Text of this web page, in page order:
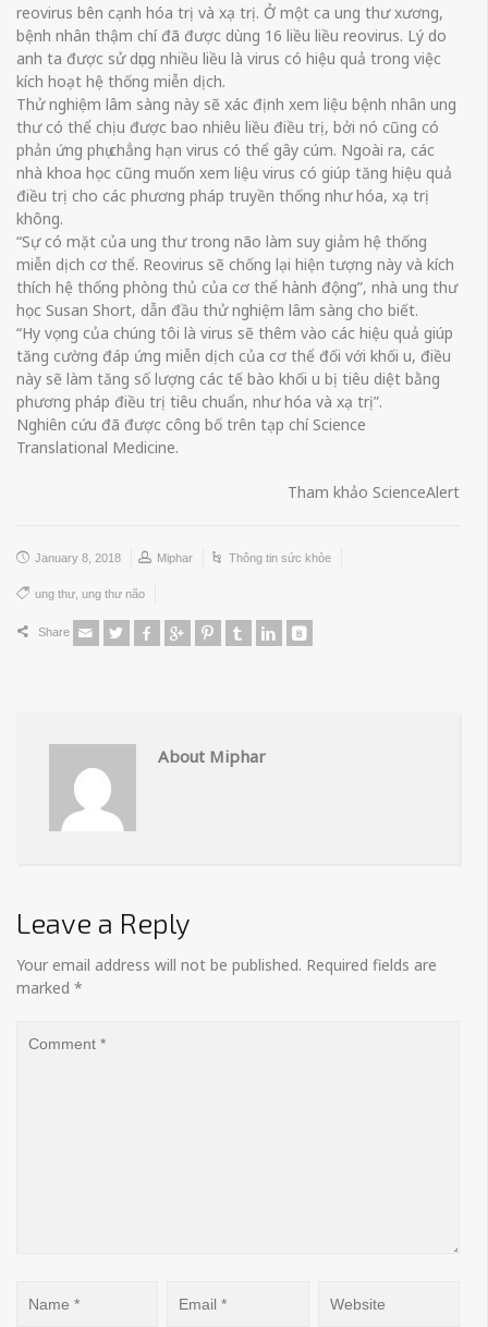
reovirus bên cạnh hóa trị và xạ trị. Ở một ca ung thư xương,
bệnh nhân thậm chí đã được dùng 16 liều liều reovirus. Lý do
anh ta được sử dụng nhiều liều là virus có hiệu quả trong việc
kích hoạt hệ thống miễn dịch.
Thử nghiệm lâm sàng này sẽ xác định xem liệu bệnh nhân ung
thư có thể chịu được bao nhiêu liều điều trị, bởi nó cũng có
phản ứng phụ chẳng hạn virus có thể gây cúm. Ngoài ra, các
nhà khoa học cũng muốn xem liệu virus có giúp tăng hiệu quả
điều trị cho các phương pháp truyền thống như hóa, xạ trị
không.
“Sự có mặt của ung thư trong não làm suy giảm hệ thống
miễn dịch cơ thể. Reovirus sẽ chống lại hiện tượng này và kích
thích hệ thống phòng thủ của cơ thể hành động”, nhà ung thư
học Susan Short, dẫn đầu thử nghiệm lâm sàng cho biết.
“Hy vọng của chúng tôi là virus sẽ thêm vào các hiệu quả giúp
tăng cường đáp ứng miễn dịch của cơ thể đối với khối u, điều
này sẽ làm tăng số lượng các tế bào khối u bị tiêu diệt bằng
phương pháp điều trị tiêu chuẩn, như hóa và xạ trị”.
Nghiên cứu đã được công bố trên tạp chí Science
Translational Medicine.
Tham khảo ScienceAlert
January 8, 2018 Miphar Thông tin sức khỏe
ung thư ung thư não
Share
About Miphar
Leave a Reply
Your email address will not be published. Required fields are
marked *